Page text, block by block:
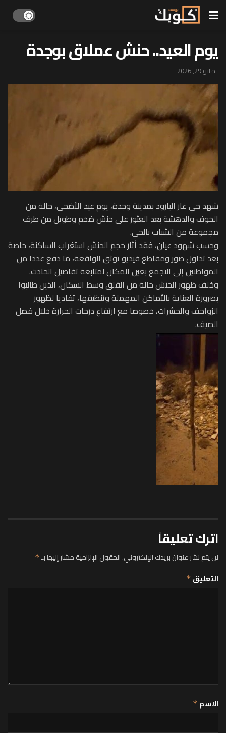
يوم العيد.. حنش عملاق بوجدة
مايو 29, 2026
شهد حي غار البارود بمدينة وجدة، يوم عيد الأضحى، حالة من
الخوف والدهشة بعد العثور على حنش ضخم وطويل من طرف
مجموعة من الشباب بالحي.
وحسب شهود عيان، فقد أثار حجم الحنش استغراب الساكنة، خاصة
بعد تداول صور ومقاطع فيديو توثق الواقعة، ما دفع عددا من
المواطنين إلى التجمع بعين المكان لمتابعة تفاصيل الحادث.
وخلف ظهور الحنش حالة من القلق وسط السكان، الذين طالبوا
بضرورة العناية بالأماكن المهملة وتنظيفها، تفاديا لظهور
الزواحف والحشرات، خصوصا مع ارتفاع درجات الحرارة خلال فصل
الصيف.
اترك تعليقاً
لن يتم نشر عنوان بريدك الإلكتروني.الحقول الإلزامية مشار إليها بـ*
التعليق *
الاسم *